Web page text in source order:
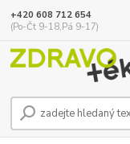
+420 608 712 654
(Po-Čt 9-18,Pá 9-17)